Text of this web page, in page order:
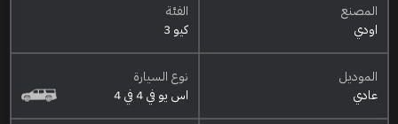
المصنع
اودي
الفئة
كيو 3
الموديل
عادي
نوع السيارة
اس يو في 4 في 4